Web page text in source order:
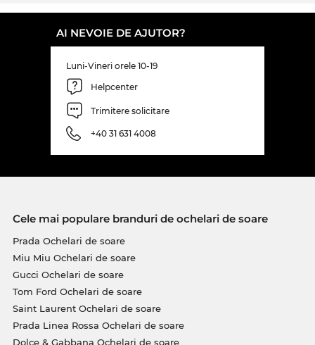
Dacă consideri că aceştia sunt ochelarii tăi favoriţi,
nu ezita să-i comanzi! Modelul tău mult dorit se
cu găseşti doar la Edel-Optics. În magazinul nostru
online beneficiezi constant de de preţuri mici.
Acest model AM0477S nu-l vei găsi nici măcar la
reducere atât de avantajos.
AI NEVOIE DE AJUTOR?
Luni-Vineri orele 10-19
Helpcenter
Trimitere solicitare
+40 31 631 4008
Cele mai populare branduri de ochelari de soare
Prada Ochelari de soare
Miu Miu Ochelari de soare
Gucci Ochelari de soare
Tom Ford Ochelari de soare
Saint Laurent Ochelari de soare
Prada Linea Rossa Ochelari de soare
Dolce & Gabbana Ochelari de soare